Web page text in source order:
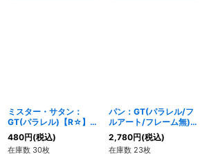
ミスター・サタン：
GT(パラレル)【R☆】
{FB03-132}
480円(税込)
在庫数 30枚
パン：GT(パラレル/フ
ルアート/フレーム無)
【C☆】{FB03-124}
2,780円(税込)
在庫数 23枚